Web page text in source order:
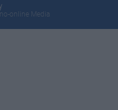
online Media